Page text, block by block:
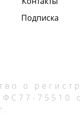
Подписка
о
75510